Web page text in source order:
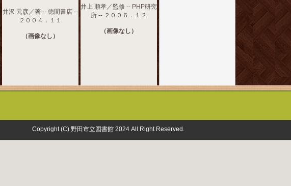
井沢 元彦／著 -- 徳間書店 --
２００４．１１
（画像なし）
井上 順孝／監修 -- PHP研究
所 -- ２００６．１２
（画像なし）
Copyright (C) 野田市立図書館 2024 All Right Reserved.